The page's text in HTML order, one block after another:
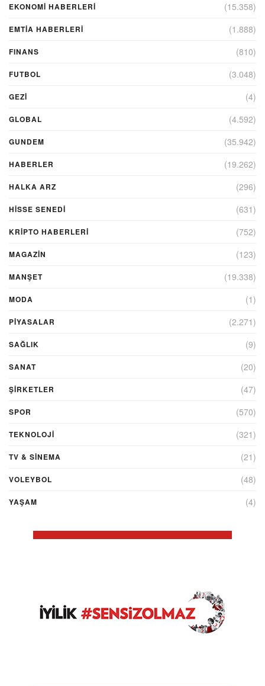
EKONOMI HABERLERI (15.358)
EMTIA HABERLERI (1.888)
FINANS (810)
FUTBOL (3.048)
GEZI (4)
GLOBAL (4.592)
GUNDEM (35.942)
HABERLER (19.262)
HALKA ARZ (296)
HİSSE SENEDİ (631)
KRIPTO HABERLERI (752)
MAGAZİN (123)
MANŞET (19.338)
MODA (1)
PİYASALAR (2.271)
SAĞLIK (9)
SANAT (20)
ŞIRKETLER (47)
SPOR (570)
TEKNOLOJİ (321)
TV & SINEMA (21)
VOLEYBOL (48)
YAŞAM (4)